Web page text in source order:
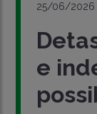
25/06/2026
e